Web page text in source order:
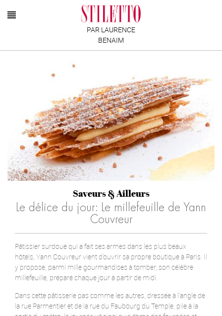
PAR LAURENCE
BENAIM
Saveurs & Ailleurs
Le délice du jour: Le millefeuille de Yann
Couvreur
Pâtissier surdoué qui a fait ses armes dans les plus beaux
hôtels, Yann Couvreur vient d’ouvrir sa propre boutique à Paris. Il
y propose, parmi mille gourmandises à tomber, son célèbre
millefeuille, préparé chaque jour à partir de midi.
Dans cette pâtisserie pas comme les autres, dressée à l'angle de
la rue Parmentier et de la rue du Faubourg du Temple, pile à la